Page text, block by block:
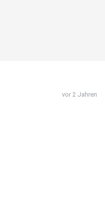
vor 2 Jahren